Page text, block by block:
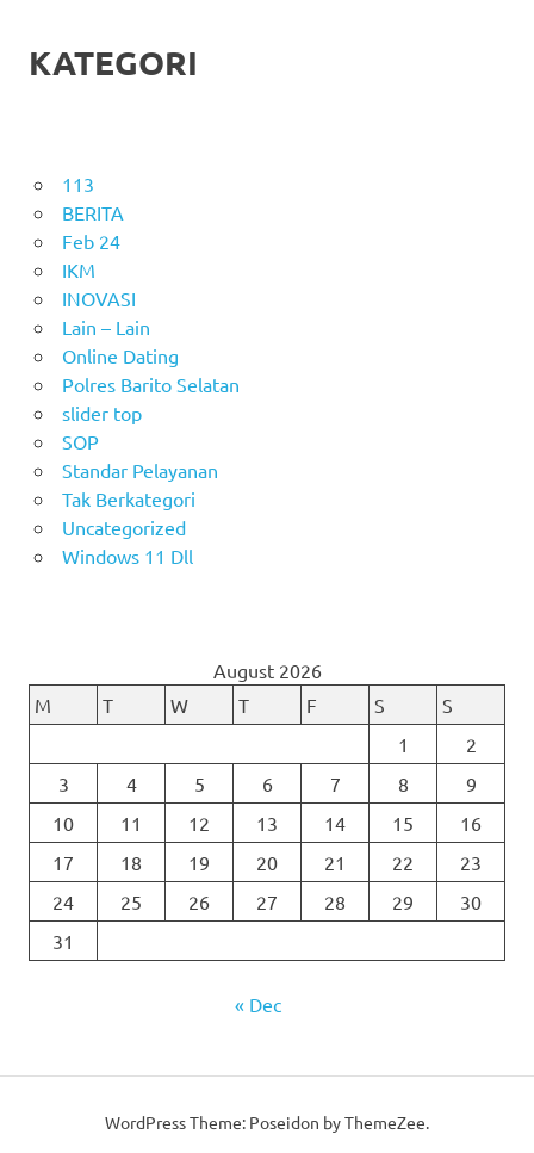
KATEGORI
113
BERITA
Feb 24
IKM
INOVASI
Lain – Lain
Online Dating
Polres Barito Selatan
slider top
SOP
Standar Pelayanan
Tak Berkategori
Uncategorized
Windows 11 Dll
August 2026
M
T W T F S
S
1
2
3
4 5 6 7 8
9
10
11 12 13 14 15
16
17
18 19 20 21 22
23
24
25 26 27 28 29
30
31
« Dec
WordPress Theme: Poseidon by ThemeZee.